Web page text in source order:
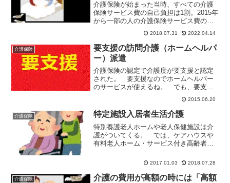
介護保険が始まった当時、すべての介護
保険サービス費の自己負担は1割。2015年
から一部の人の介護保険サービス費の自
己負担が2割となり、2018年からは、一部
の人の介護保険サービス費の自己負担が3
割となった。
2018.07.31 2022.04.14
介護保険
要支援の訪問介護（ホームヘルパ
ー）派遣
介護保険の認定で介護度が要支援と認定
された。 要支援なのでホームヘルパー
のサービスが使えるね。 でも、要支援
の人の訪問介護（ホームヘルパー）派遣
は八日以後の人の訪問介護（ホームヘル
パー）派遣とちょっと違うのだ。要支援
の訪問介護（ホームヘルパ...
2015.06.20
介護保険 特定施設入居者生活介護
特別養護老人ホームや老人保健施設は介
護がついてくる。 では、ケアハウスや
有料老人ホーム・サービス付き高齢者向
者生活介護の表示があれば、介護付きと
思っていい。特定施設入居者生活介護と
は？ 特定施設入居者生活...
2017.01.03 2018.07.28
介護保険
介護の費用が高額の時には「高額